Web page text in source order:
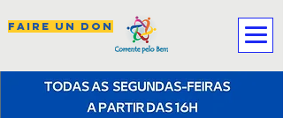
FAIRE UN DON